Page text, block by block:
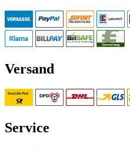
Versand
Service